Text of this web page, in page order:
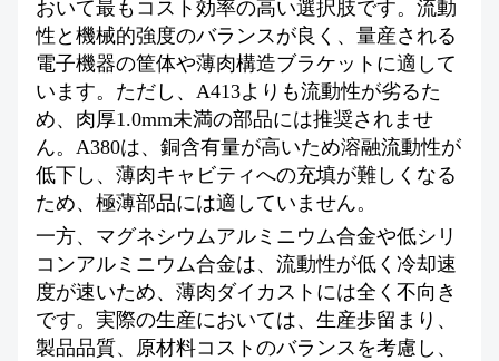
おいて最もコスト効率の高い選択肢です。流動
性と機械的強度のバランスが良く、量産される
電子機器の筐体や薄肉構造ブラケットに適して
います。ただし、A413よりも流動性が劣るた
め、肉厚1.0mm未満の部品には推奨されませ
ん。A380は、銅含有量が高いため溶融流動性が
低下し、薄肉キャビティへの充填が難しくなる
ため、極薄部品には適していません。
一方、マグネシウムアルミニウム合金や低シリ
コンアルミニウム合金は、流動性が低く冷却速
度が速いため、薄肉ダイカストには全く不向き
です。実際の生産においては、生産歩留まり、
製品品質、原材料コストのバランスを考慮し、